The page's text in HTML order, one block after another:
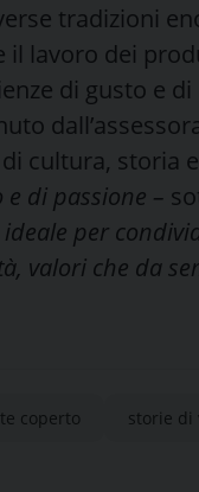
tradizioni
il lavoro dei
di gusto e
cultura, storia
di passione –
ideale per
valori che da
coperto storie di